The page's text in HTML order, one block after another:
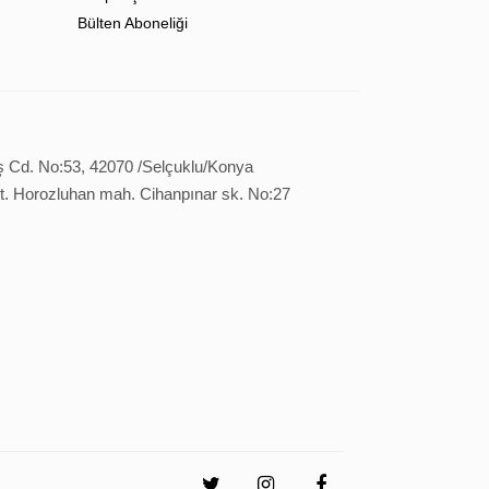
Bülten Aboneliği
Cd. No:53, 42070 /Selçuklu/Konya
Horozluhan mah. Cihanpınar sk. No:27